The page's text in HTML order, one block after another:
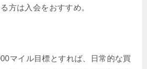
方は入会をおすすめ。
マイル目標とすれば、日常的な買